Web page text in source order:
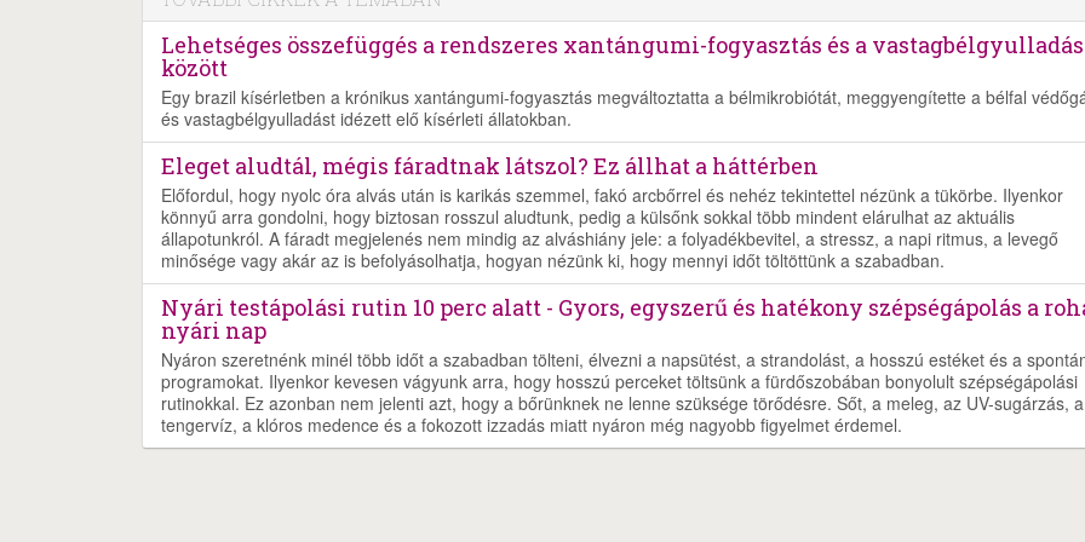
Lehetséges összefüggés a rendszeres xantángumi-fogyasztás és a vastagbélgyulladás
között
Egy brazil kísérletben a krónikus xantángumi-fogyasztás megváltoztatta a bélmikrobiótát, meggyengítette a bélfal
és vastagbélgyulladást idézett elő kísérleti állatokban.
Eleget aludtál, mégis fáradtnak látszol? Ez állhat a háttérben
Előfordul, hogy nyolc óra alvás után is karikás szemmel, fakó arcbőrrel és nehéz tekintettel nézünk a tükörbe. Ilyenkor
könnyű arra gondolni, hogy biztosan rosszul aludtunk, pedig a külsőnk sokkal több mindent elárulhat az aktuális
állapotunkról. A fáradt megjelenés nem mindig az alváshiány jele: a folyadékbevitel, a stressz, a napi ritmus, a levegő
minősége vagy akár az is befolyásolhatja, hogyan nézünk ki, hogy mennyi időt töltöttünk a szabadban.
Nyári testápolási rutin 10 perc alatt - Gyors, egyszerű és hatékony szépségápolás a
nyári nap
Nyáron szeretnénk minél több időt a szabadban tölteni, élvezni a napsütést, a strandolást, a hosszú estéket és a
programokat. Ilyenkor kevesen vágyunk arra, hogy hosszú perceket töltsünk a fürdőszobában bonyolult szépségápolási
rutinokkal. Ez azonban nem jelenti azt, hogy a bőrünknek ne lenne szüksége törődésre. Sőt, a meleg, az UV-sugárzás,
tengervíz, a klóros medence és a fokozott izzadás miatt nyáron még nagyobb figyelmet érdemel.